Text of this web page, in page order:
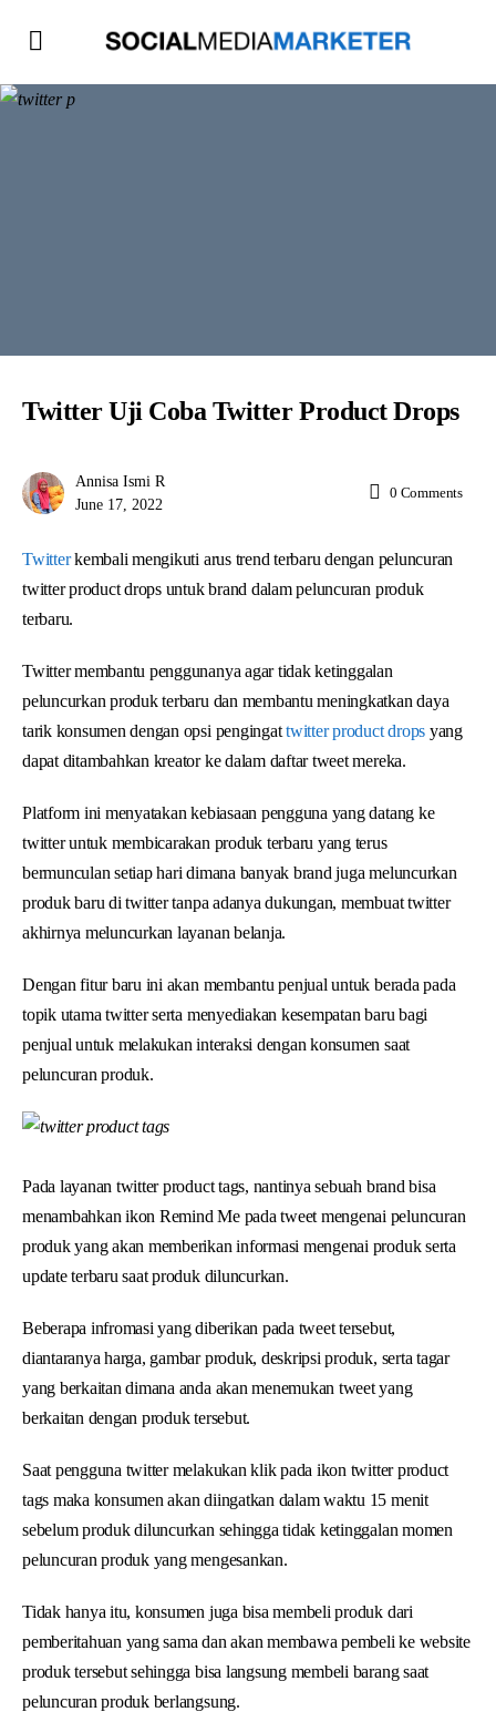
Twitter Uji Coba Twitter Product Drops
Annisa Ismi R
June 17, 2022
0 Comments
Twitterkembali mengikuti arus trend terbaru dengan peluncuran
twitter product drops untuk brand dalam peluncuran produk
terbaru.
Twitter membantu penggunanya agar tidak ketinggalan
peluncurkan produk terbaru dan membantu meningkatkan daya
tarik konsumen dengan opsi pengingattwitter product drops yang
dapat ditambahkan kreator ke dalam daftar tweet mereka.
Platform ini menyatakan kebiasaan pengguna yang datang ke
twitter untuk membicarakan produk terbaru yang terus
bermunculan setiap hari dimana banyak brand juga meluncurkan
produk baru di twitter tanpa adanya dukungan, membuat twitter
akhirnya meluncurkan layanan belanja.
Dengan fitur baru ini akan membantu penjual untuk berada pada
topik utama twitter serta menyediakan kesempatan baru bagi
penjual untuk melakukan interaksi dengan konsumen saat
peluncuran produk.
Pada layanan twitter product tags, nantinya sebuah brand bisa
menambahkan ikon Remind Me pada tweet mengenai peluncuran
produk yang akan memberikan informasi mengenai produk serta
update terbaru saat produk diluncurkan.
Beberapa infromasi yang diberikan pada tweet tersebut,
diantaranya harga, gambar produk, deskripsi produk, serta tagar
yang berkaitan dimana anda akan menemukan tweet yang
berkaitan dengan produk tersebut.
Saat pengguna twitter melakukan klik pada ikon twitter product
tags maka konsumen akan diingatkan dalam waktu 15 menit
sebelum produk diluncurkan sehingga tidak ketinggalan momen
peluncuran produk yang mengesankan.
Tidak hanya itu, konsumen juga bisa membeli produk dari
pemberitahuan yang sama dan akan membawa pembeli ke website
produk tersebut sehingga bisa langsung membeli barang saat
peluncuran produk berlangsung.